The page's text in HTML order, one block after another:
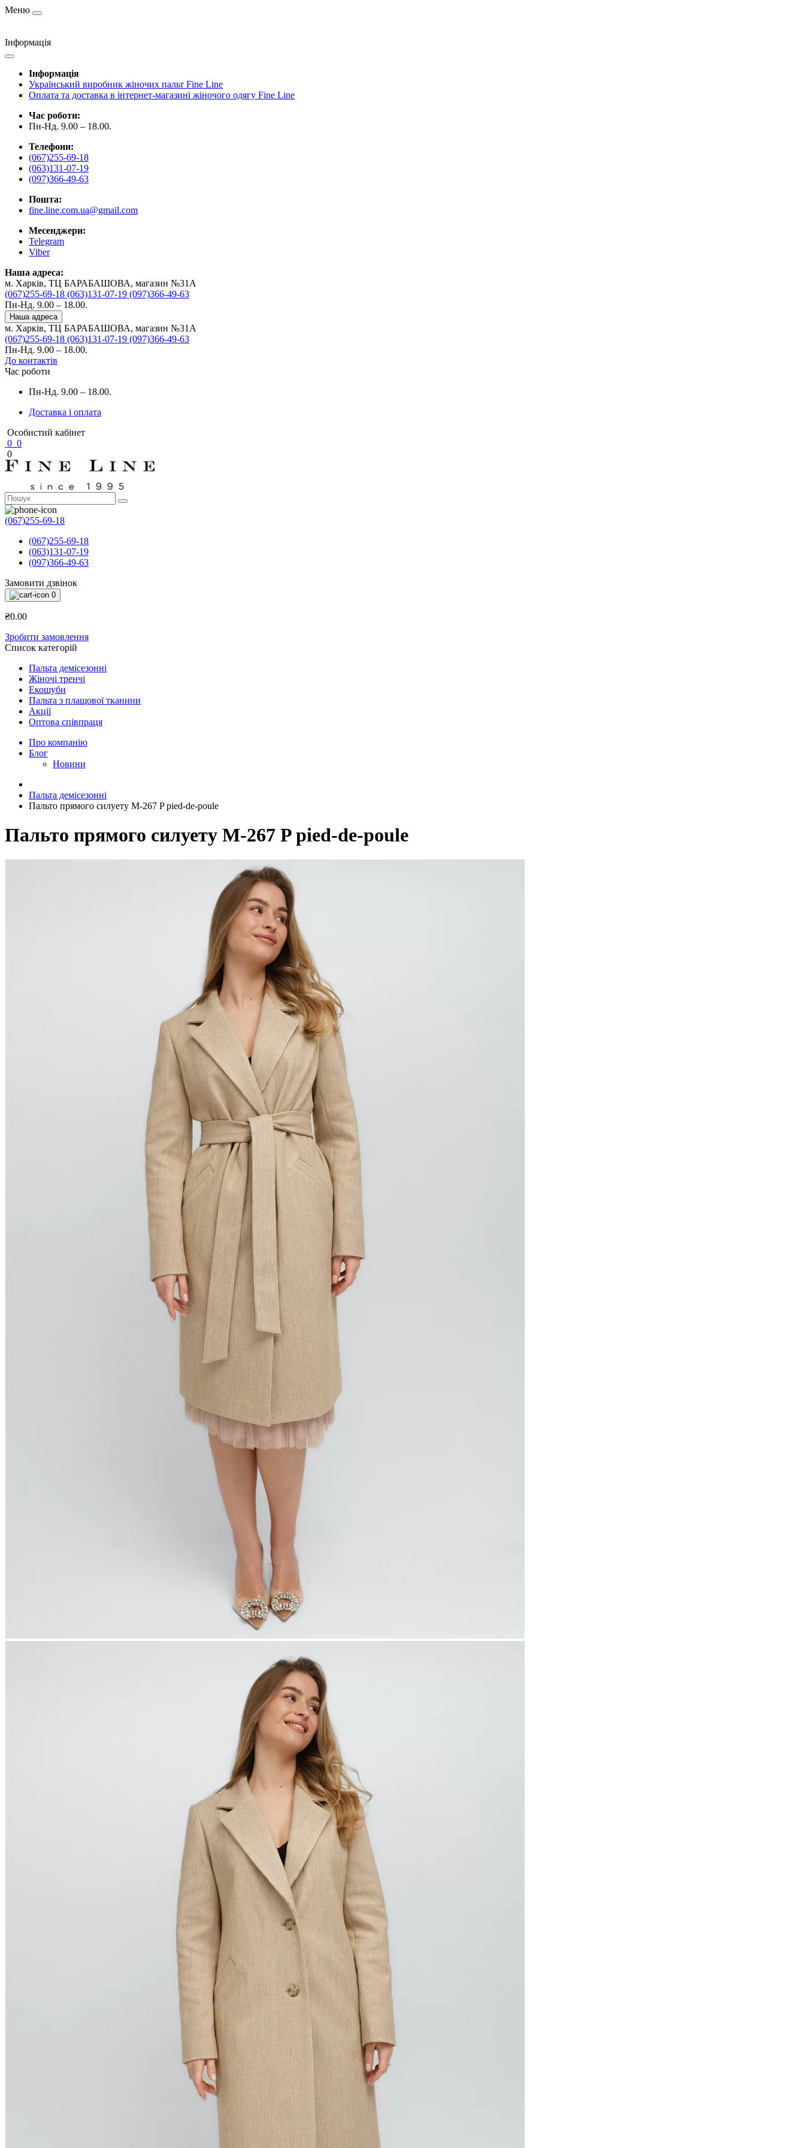
Меню
Інформація
Інформація
Український виробник жіночих пальт Fine Line
Оплата та доставка в інтернет-магазині жіночого одягу Fine Line
Час роботи:
Пн-Нд. 9.00 – 18.00.
Телефони:
(067)255-69-18
(063)131-07-19
(097)366-49-63
Пошта:
fine.line.com.ua@gmail.com
Месенджери:
Telegram
Viber
Наша адреса:
м. Харків, ТЦ БАРАБАШОВА, магазин №31A
(067)255-69-18 (063)131-07-19 (097)366-49-63
Пн-Нд. 9.00 – 18.00.
Наша адреса
м. Харків, ТЦ БАРАБАШОВА, магазин №31A
(067)255-69-18 (063)131-07-19 (097)366-49-63
Пн-Нд. 9.00 – 18.00.
До контактів
Час роботи
Пн-Нд. 9.00 – 18.00.
Доставка і оплата
Особистий кабінет
0 0
0
(067)255-69-18
(067)255-69-18
(063)131-07-19
(097)366-49-63
Замовити дзвінок
0
₴0.00
Зробити замовлення
Список категорій
Пальта демісезонні
Жіночі тренчі
Екошуби
Пальта з плащової тканини
Акції
Оптова співпраця
Про компанію
Блог
Новини
Пальта демісезонні
Пальто прямого силуету M-267 P pied-de-poule
Пальто прямого силуету M-267 P pied-de-poule